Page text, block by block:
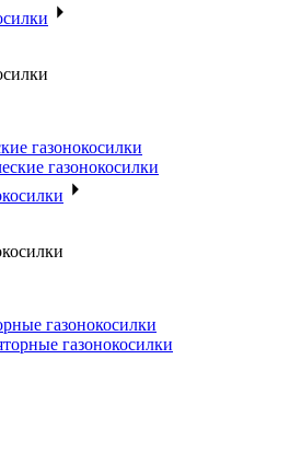
газонокосилки
газонокосилки
газонокосилки
газонокосилки